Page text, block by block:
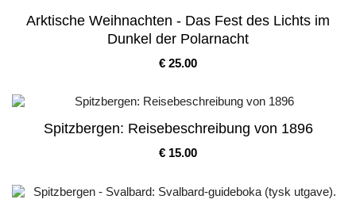
Arktische Weihnachten - Das Fest des Lichts im
Dunkel der Polarnacht
Pris
€ 25.00
Spitzbergen: Reisebeschreibung von 1896
Pris
€ 15.00